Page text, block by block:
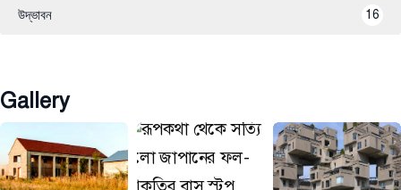
উদ্ভাবন 16
Gallery